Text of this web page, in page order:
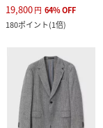
19,800円 64%OFF
180ポイント(1倍)